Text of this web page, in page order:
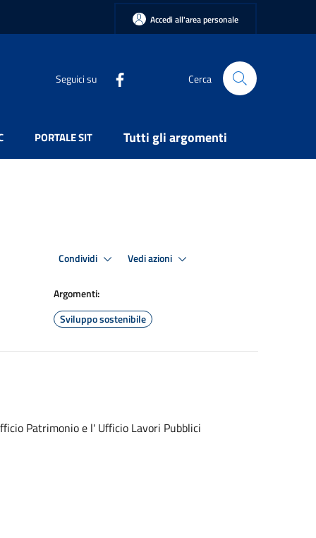
Accedi all'area personale
Seguici su Cerca
PORTALE SIT Tutti gli argomenti
Condividi Vedi azioni
Argomenti:
Sviluppo sostenibile
Patrimonio e l' Ufficio Lavori Pubblici